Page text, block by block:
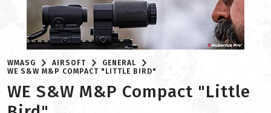
WMASG AIRSOFT
GENERAL
WE S&W M&P COMPACT "LITTLE BIRD"
WE S&W M&P Compact "Little